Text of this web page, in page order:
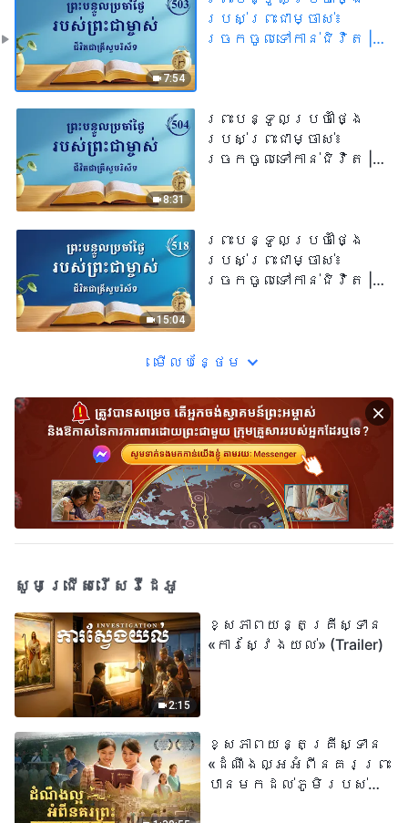
7:54
របស់ព្រះជាម្ចាស់៖
ច្រកចូលទៅកាន់ជិវិត |
8:31
ព្រះបន្ទូលប្រចាំថ្ងៃ
របស់ព្រះជាម្ចាស់៖
ច្រកចូលទៅកាន់ជិវិត |
15:04
ព្រះបន្ទូលប្រចាំថ្ងៃ
របស់ព្រះជាម្ចាស់៖
ច្រកចូលទៅកាន់ជិវិត |
មើល​​បន្ថែម​
សូមជ្រើសរើសវីដេអូ
2:15
ខ្សែភាពយន្តគ្រីស្ទាន
«ការស្វែងយល់» (Trailer)
ខ្សែភាពយន្តគ្រីស្ទាន
«ដំណឹងល្អអំពីនគរព្រះ
បានមកដល់​ភូមិរបស់